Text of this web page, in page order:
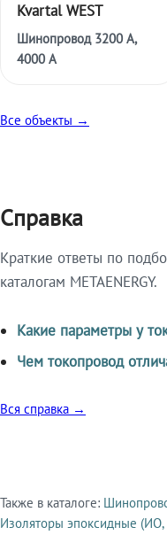
Kvartal WEST
Шинопровод 3200 А,
4000 А
Все объекты →
Справка
Краткие ответы по
каталогам METAENERGY.
Какие параметры у
Чем токопровод
Вся справка →
Смежные
Также в каталоге:
Изоляторы эпоксидные